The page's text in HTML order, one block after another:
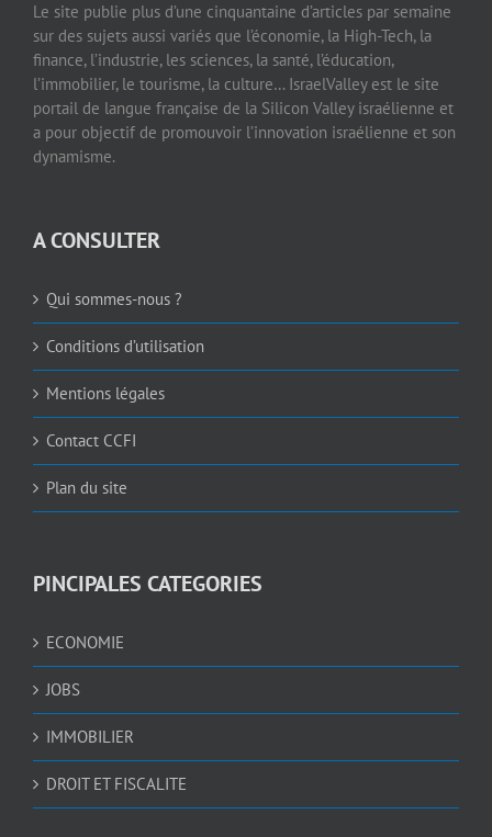
Le site publie plus d’une cinquantaine d’articles par semaine
sur des sujets aussi variés que l’économie, la High-Tech, la
finance, l’industrie, les sciences, la santé, l’éducation,
l’immobilier, le tourisme, la culture… IsraelValley est le site
portail de langue française de la Silicon Valley israélienne et
a pour objectif de promouvoir l’innovation israélienne et son
dynamisme.
A CONSULTER
Qui sommes-nous ?
Conditions d’utilisation
Mentions légales
Contact CCFI
Plan du site
PINCIPALES CATEGORIES
ECONOMIE
JOBS
IMMOBILIER
DROIT ET FISCALITE